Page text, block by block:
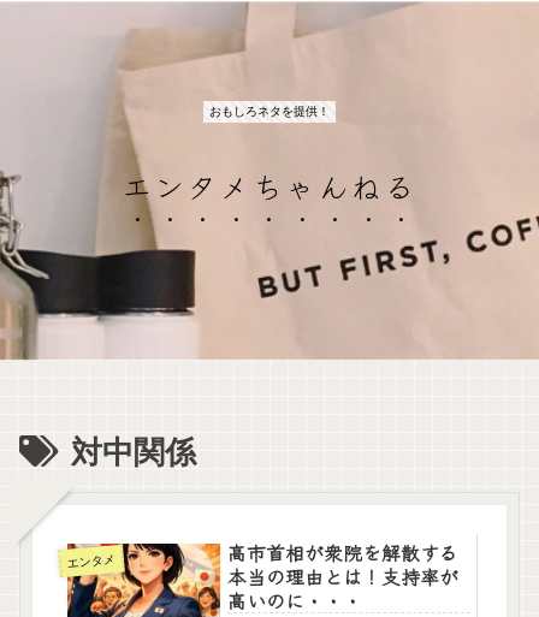
おもしろネタを提供！
エンタメちゃんねる
対中関係
エンタメ
高市首相が衆院を解散する
本当の理由とは！支持率が
高いのに・・・